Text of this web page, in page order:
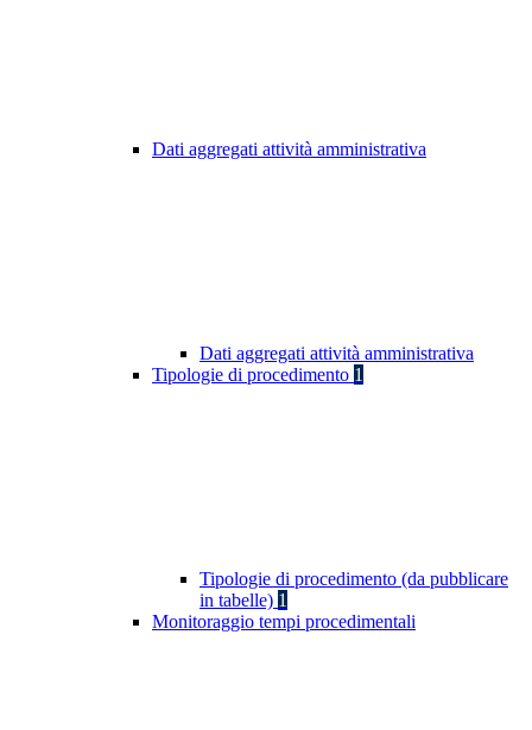
Dati aggregati attività amministrativa
Dati aggregati attività amministrativa
Tipologie di procedimento 1
Tipologie di procedimento (da pubblicare
in tabelle) 1
Monitoraggio tempi procedimentali